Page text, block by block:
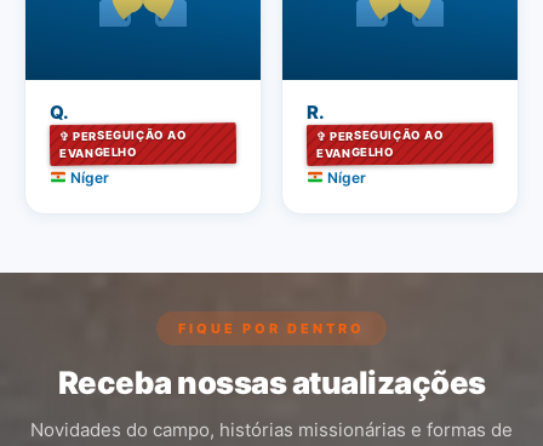
Q.
✞ PERSEGUIÇÃO AO
EVANGELHO
Níger
R.
✞ PERSEGUIÇÃO AO
EVANGELHO
Níger
FIQUE POR DENTRO
Receba nossas atualizações
Novidades do campo, histórias missionárias e formas de